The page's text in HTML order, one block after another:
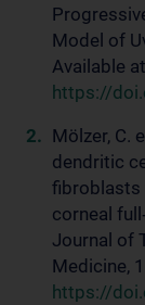
Model of
Available
https://
Mölzer, C.
dendritic
fibroblasts
corneal
Journal of
Medicine,
https://